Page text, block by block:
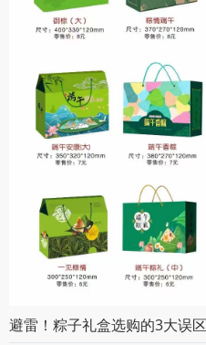
避雷！粽子礼盒选购的3大误